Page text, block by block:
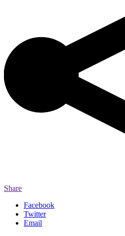
Share
Facebook
Twitter
Email